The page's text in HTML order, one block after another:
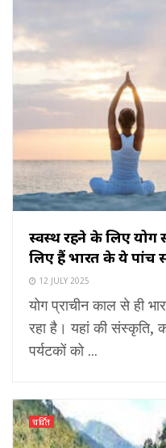
स्वस्थ रहने के लिए
लिए हैं भारत के ये पांच
12 JULY 2025
योग प्राचीन काल से ही
रहा है। यहां की संस्कृति,
पर्यटकों को ...
चर्चित